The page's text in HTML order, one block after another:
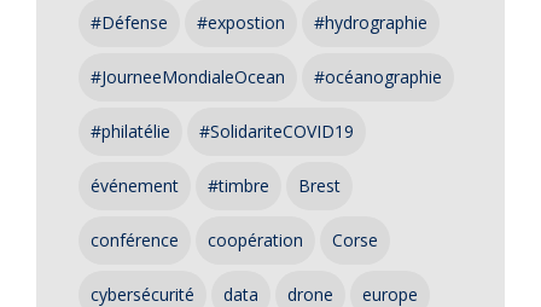
#Défense #expostion #hydrographie
#JourneeMondialeOcean #océanographie
#philatélie #SolidariteCOVID19
événement #timbre Brest
conférence coopération Corse
cybersécurité data drone europe